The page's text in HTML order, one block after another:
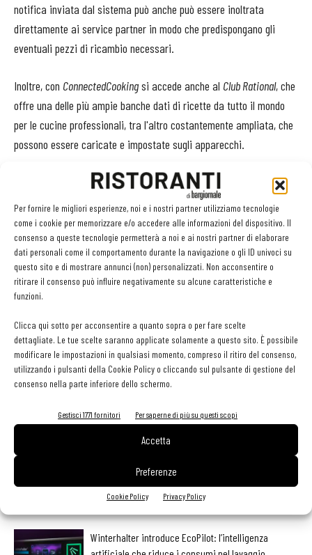
Per fornire le migliori esperienze, noi e i nostri partner utilizziamo tecnologie
come i cookie per memorizzare e/o accedere alle informazioni del dispositivo. Il
consenso a queste tecnologie permetterà a noi e ai nostri partner di elaborare
dati personali come il comportamento durante la navigazione o gli ID univoci su
questo sito e di mostrare annunci (non) personalizzati. Non acconsentire o
ritirare il consenso può influire negativamente su alcune caratteristiche e
funzioni.
Clicca qui sotto per acconsentire a quanto sopra o per fare scelte
dettagliate. Le tue scelte saranno applicate solamente a questo sito. È possibile
modificare le impostazioni in qualsiasi momento, compreso il ritiro del consenso,
utilizzando i pulsanti della Cookie Policy o cliccando sul pulsante di gestione del
consenso nella parte inferiore dello schermo.
Gestisci 1771 fornitori Per saperne di più su questi scopi
Accetta
Preferenze
Cookie Policy Privacy Policy
notifica inviata dal sistema può anche può essere inoltrata
direttamente ai service partner in modo che predispongano gli
eventuali pezzi di ricambio necessari.
Inoltre, con ConnectedCookingsi accede anche al Club Rational, che
offre una delle più ampie banche dati di ricette da tutto il mondo
per le cucine professionali, tra l'altro costantemente ampliata, che
possono essere caricate e impostate sugli apparecchi.
Semplice da utilizzare, grazie all’intuitività dell’interfaccia che con
semplici e pochi click permette di effettuare tutte le diverse
operazioni, ConnectedCookingsi attiva semplicemente collegando
alla rete un apparecchio Rational e registrandosi al sito dedicato
(ConnectedCooking.com). Inoltre, fino a tre apparecchi il suo
utilizzo è gratuito.
Facebook Twitter
Pos, compagni di gestione. Le ultime soluzioni delle
aziende
Winterhalter introduce EcoPilot: l’intelligenza